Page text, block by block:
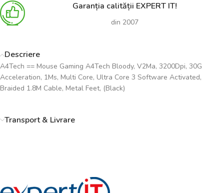
Garanția calității EXPERT IT!
din 2007
Descriere
A4Tech == Mouse Gaming A4Tech Bloody, V2Ma, 3200Dpi, 30G
Acceleration, 1Ms, Multi Core, Ultra Core 3 Software Activated,
Braided 1.8M Cable, Metal Feet, (Black)
Transport & Livrare